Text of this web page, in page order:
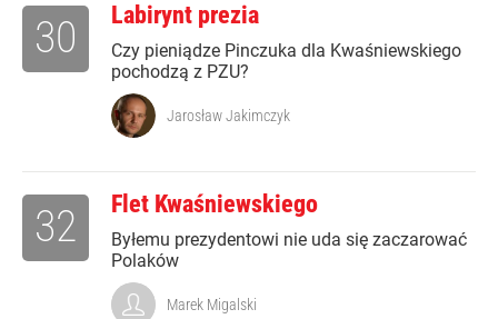
Labirynt prezia
Czy pieniądze Pinczuka dla Kwaśniewskiego
pochodzą z PZU?
30
Jarosław Jakimczyk
Flet Kwaśniewskiego
Byłemu prezydentowi nie uda się zaczarować
Polaków
32
Marek Migalski